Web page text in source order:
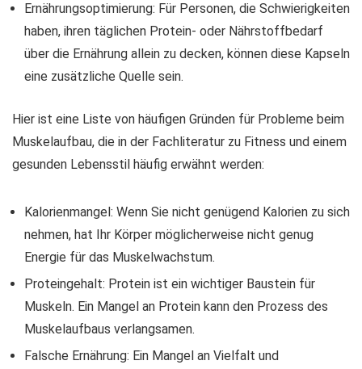
Ernährungsoptimierung: Für Personen, die Schwierigkeiten
haben, ihren täglichen Protein- oder Nährstoffbedarf
über die Ernährung allein zu decken, können diese Kapseln
eine zusätzliche Quelle sein.
Hier ist eine Liste von häufigen Gründen für Probleme beim
Muskelaufbau, die in der Fachliteratur zu Fitness und einem
gesunden Lebensstil häufig erwähnt werden:
Kalorienmangel: Wenn Sie nicht genügend Kalorien zu sich
nehmen, hat Ihr Körper möglicherweise nicht genug
Energie für das Muskelwachstum.
Proteingehalt: Protein ist ein wichtiger Baustein für
Muskeln. Ein Mangel an Protein kann den Prozess des
Muskelaufbaus verlangsamen.
Falsche Ernährung: Ein Mangel an Vielfalt und